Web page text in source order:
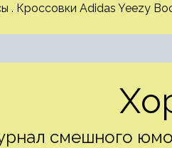
. Кроссовки Adidas Yeezy
смешного